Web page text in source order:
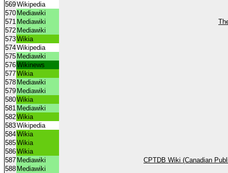
569Wikipedia
570 Mediawiki
571 Mediawiki
572 Mediawiki
573Wikia
574Wikipedia
575 Mediawiki
576Wikinews
577Wikia
578 Mediawiki
579 Mediawiki
580Wikia
581 Mediawiki
582Wikia
583Wikipedia
584Wikia
585Wikia
586Wikia
587 Mediawiki
CPTDB Wiki (Canadian
588 Mediawiki